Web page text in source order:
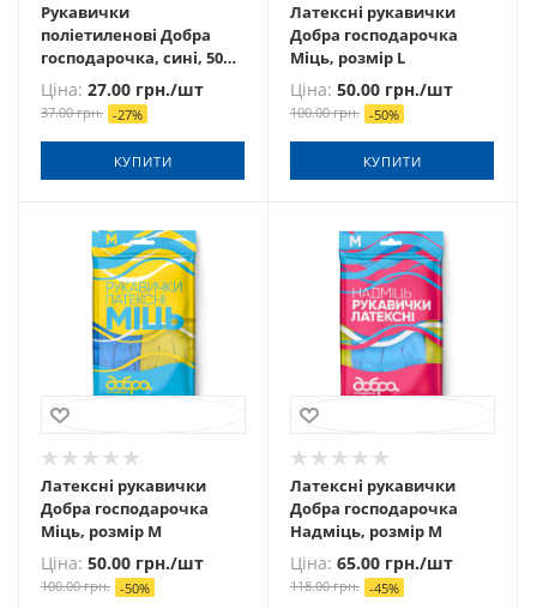
Рукавички
поліетиленові Добра
господарочка, сині, 50
шт
Ціна: 27.00 грн./шт
37.00грн. -27%
КУПИТИ
Латексні рукавички
Добра господарочка
Міць, розмір L
Ціна: 50.00 грн./шт
100.00грн. -50%
КУПИТИ
Латексні рукавички
Добра господарочка
Міць, розмір М
Ціна: 50.00 грн./шт
100.00грн. -50%
Латексні рукавички
Добра господарочка
Надміць, розмір М
Ціна: 65.00 грн./шт
118.00грн. -45%